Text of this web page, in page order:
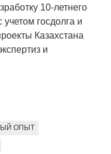
10-летнего
учетом госдолга и
Казахстана
и
ОПЫТ